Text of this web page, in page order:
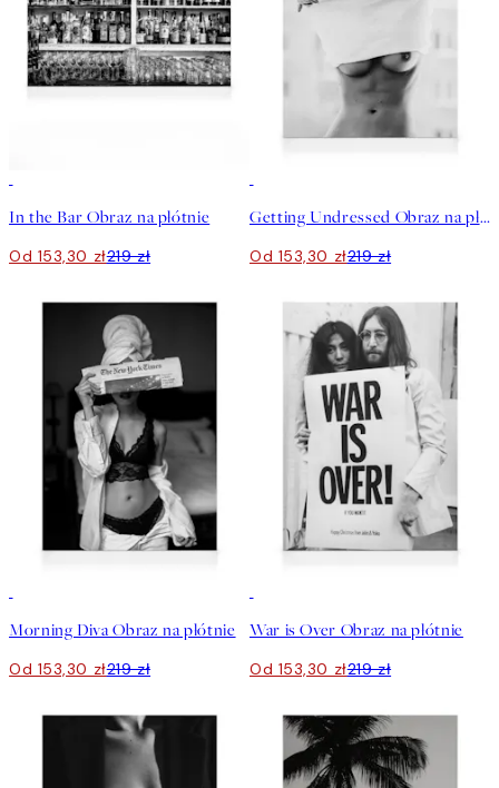
In the Bar Obraz na płótnie
Od 153,30 zł219 zł
Getting Undressed Obraz na płótnie
Od 153,30 zł219 zł
Morning Diva Obraz na płótnie
Od 153,30 zł219 zł
War is Over Obraz na płótnie
Od 153,30 zł219 zł